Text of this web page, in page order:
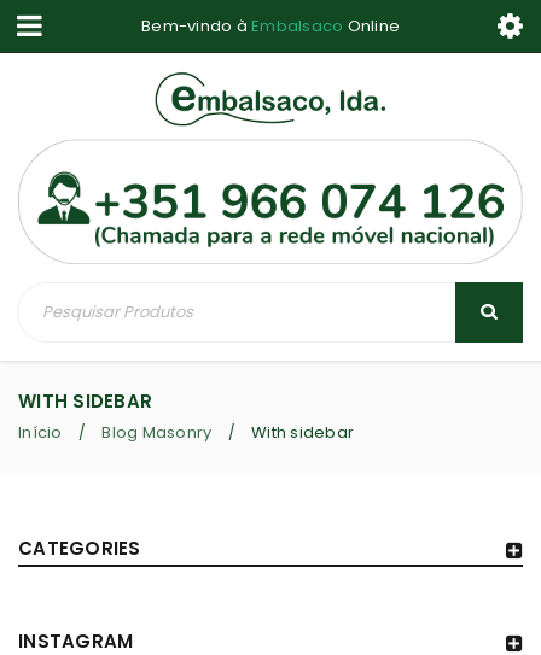
Bem-vindo à Embalsaco Online
WITH SIDEBAR
Início / Blog Masonry / With sidebar
CATEGORIES
INSTAGRAM